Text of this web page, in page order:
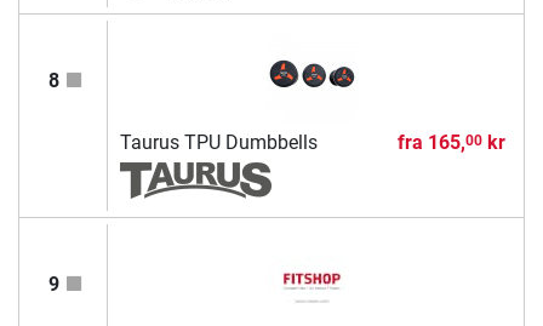
8
Taurus TPU Dumbbells fra 165,00kr
9